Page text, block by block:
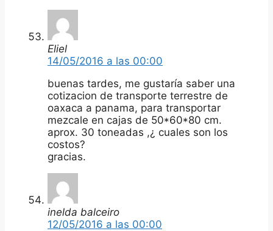
Eliel
14/05/2016 a las 00:00
buenas tardes, me gustaría saber una
cotizacion de transporte terrestre de
oaxaca a panama, para transportar
mezcale en cajas de 50*60*80 cm.
aprox. 30 toneadas ,¿ cuales son los
costos?
gracias.
inelda balceiro
12/05/2016 a las 00:00